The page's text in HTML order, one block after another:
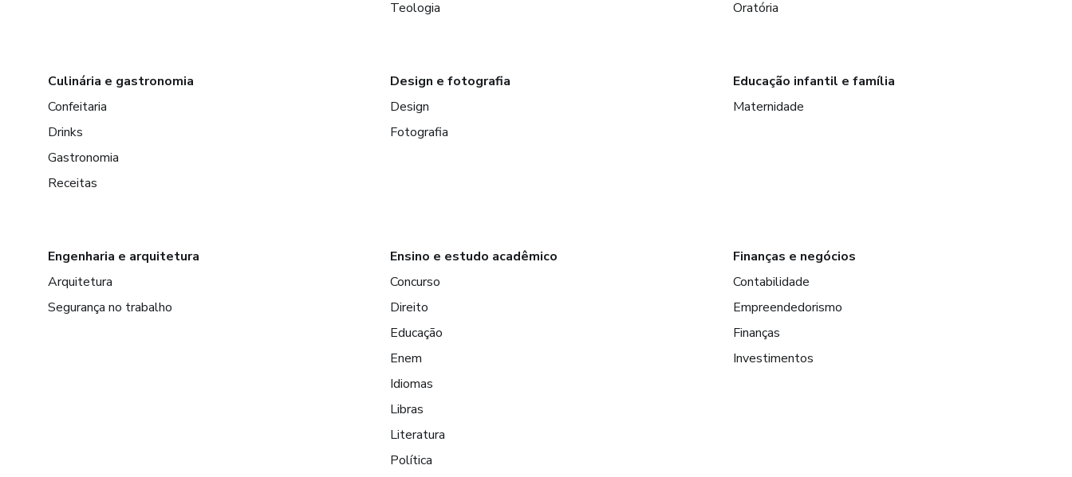
Teologia
Oratória
Culinária e gastronomia
Confeitaria
Drinks
Gastronomia
Receitas
Design e fotografia
Design
Fotografia
Educação infantil e família
Maternidade
Engenharia e arquitetura
Arquitetura
Segurança no trabalho
Ensino e estudo acadêmico
Concurso
Direito
Educação
Enem
Idiomas
Libras
Literatura
Política
Finanças e negócios
Contabilidade
Empreendedorismo
Finanças
Investimentos